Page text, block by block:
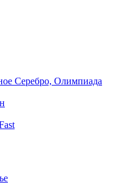
Серебро, Олимпиада